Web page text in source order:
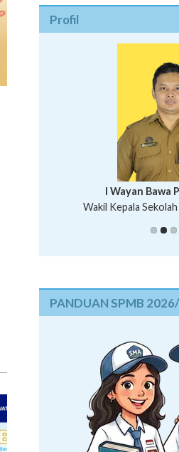
Profil
Putu
I Wayan Bawa
Wakil Kepala
I Wayan Gede Aditya
Ni Wayan Nopi
PANDUAN SPMB